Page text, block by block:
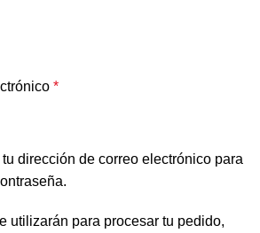
*
dirección de correo electrónico para
utilizarán para procesar tu pedido,